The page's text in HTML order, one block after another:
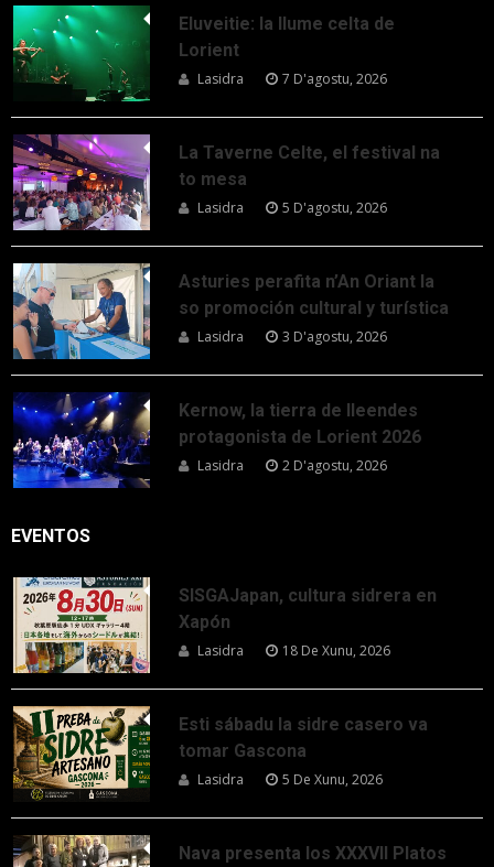
Eluveitie: la llume celta de
Lorient
Lasidra 7 D'agostu, 2026
La Taverne Celte, el festival na
to mesa
Lasidra 5 D'agostu, 2026
Asturies perafita n’An Oriant la
so promoción cultural y turística
Lasidra 3 D'agostu, 2026
Kernow, la tierra de lleendes
protagonista de Lorient 2026
Lasidra 2 D'agostu, 2026
EVENTOS
SISGAJapan, cultura sidrera en
Xapón
Lasidra 18 De Xunu, 2026
Esti sábadu la sidre casero va
tomar Gascona
Lasidra 5 De Xunu, 2026
Nava presenta los XXXVII Platos